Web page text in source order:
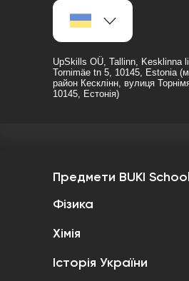
UpSkills OÜ, Tallinn, Kesklinna
Tornimäe tn 5, 10145, Estonia
район Кесклінн, вулиця
10145, Естонія)
Предмети BUKI School
Фізика
Хімія
Історія України